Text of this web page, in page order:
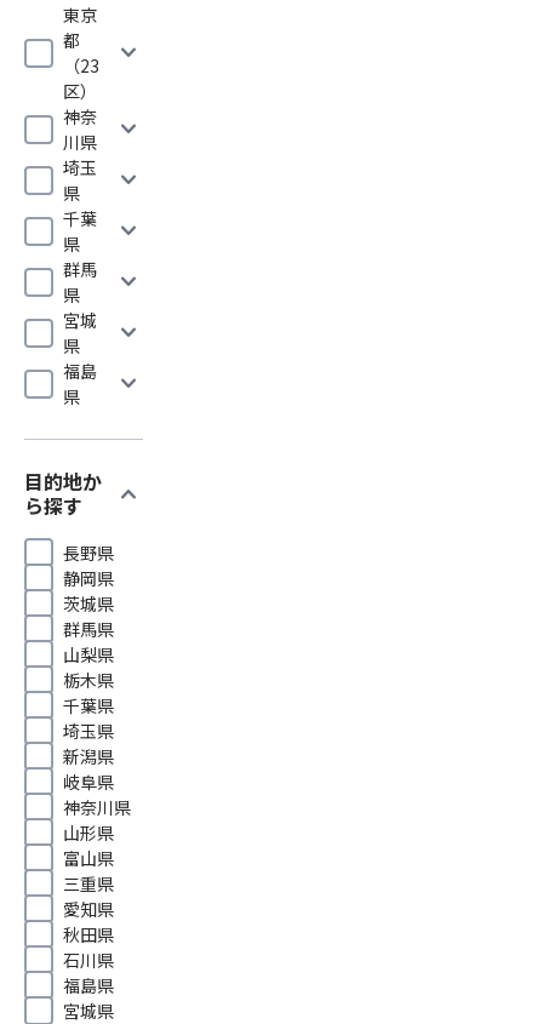
東京
都
（23
区）
expand_more
神奈
川県
expand_more
埼玉
県
expand_more
千葉
県
expand_more
群馬
県
expand_more
宮城
県
expand_more
福島
県
expand_more
目的地か
ら探す
expand_more
長野県
静岡県
茨城県
群馬県
山梨県
栃木県
千葉県
埼玉県
新潟県
岐阜県
神奈川県
山形県
富山県
三重県
愛知県
秋田県
石川県
福島県
宮城県